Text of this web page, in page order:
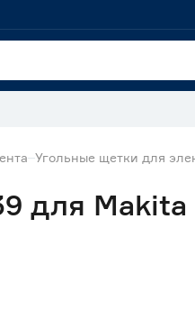
Угольные щетки для
для Makita